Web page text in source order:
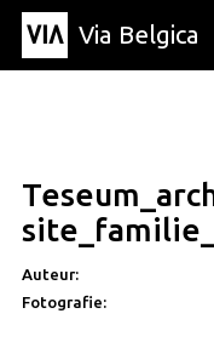
Via Belgica
Auteur:
Fotografie: